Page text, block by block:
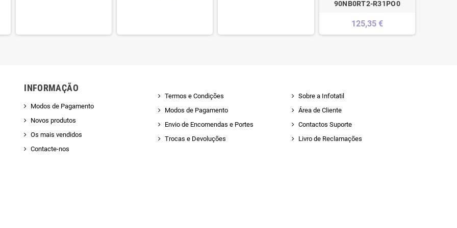
90NB0RT2-R31PO0
125,35 €
INFORMAÇÃO
Modos de Pagamento
Novos produtos
Os mais vendidos
Contacte-nos
Termos e Condições
Modos de Pagamento
Envio de Encomendas e Portes
Trocas e Devoluções
Sobre a Infotatil
Área de Cliente
Contactos Suporte
Livro de Reclamações